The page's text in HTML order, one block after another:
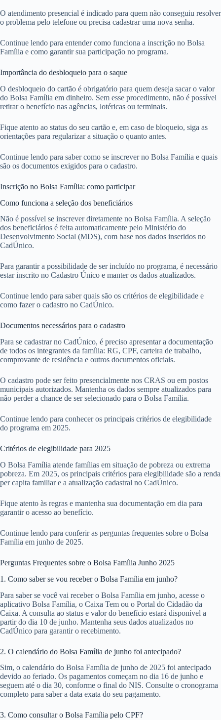
O atendimento presencial é indicado para quem não conseguiu resolver
o problema pelo telefone ou precisa cadastrar uma nova senha.
Continue lendo para entender como funciona a inscrição no Bolsa
Família e como garantir sua participação no programa.
Importância do desbloqueio para o saque
O desbloqueio do cartão é obrigatório para quem deseja sacar o valor
do Bolsa Família em dinheiro. Sem esse procedimento, não é possível
retirar o benefício nas agências, lotéricas ou terminais.
Fique atento ao status do seu cartão e, em caso de bloqueio, siga as
orientações para regularizar a situação o quanto antes.
Continue lendo para saber como se inscrever no Bolsa Família e quais
são os documentos exigidos para o cadastro.
Inscrição no Bolsa Família: como participar
Como funciona a seleção dos beneficiários
Não é possível se inscrever diretamente no Bolsa Família. A seleção
dos beneficiários é feita automaticamente pelo Ministério do
Desenvolvimento Social (MDS), com base nos dados inseridos no
CadÚnico.
Para garantir a possibilidade de ser incluído no programa, é necessário
estar inscrito no Cadastro Único e manter os dados atualizados.
Continue lendo para saber quais são os critérios de elegibilidade e
como fazer o cadastro no CadÚnico.
Documentos necessários para o cadastro
Para se cadastrar no CadÚnico, é preciso apresentar a documentação
de todos os integrantes da família: RG, CPF, carteira de trabalho,
comprovante de residência e outros documentos oficiais.
O cadastro pode ser feito presencialmente nos CRAS ou em postos
municipais autorizados. Mantenha os dados sempre atualizados para
não perder a chance de ser selecionado para o Bolsa Família.
Continue lendo para conhecer os principais critérios de elegibilidade
do programa em 2025.
Critérios de elegibilidade para 2025
O Bolsa Família atende famílias em situação de pobreza ou extrema
pobreza. Em 2025, os principais critérios para elegibilidade são a renda
per capita familiar e a atualização cadastral no CadÚnico.
Fique atento às regras e mantenha sua documentação em dia para
garantir o acesso ao benefício.
Continue lendo para conferir as perguntas frequentes sobre o Bolsa
Família em junho de 2025.
Perguntas Frequentes sobre o Bolsa Família Junho 2025
1. Como saber se vou receber o Bolsa Família em junho?
Para saber se você vai receber o Bolsa Família em junho, acesse o
aplicativo Bolsa Família, o Caixa Tem ou o Portal do Cidadão da
Caixa. A consulta ao status e valor do benefício estará disponível a
partir do dia 10 de junho. Mantenha seus dados atualizados no
CadÚnico para garantir o recebimento.
2. O calendário do Bolsa Família de junho foi antecipado?
Sim, o calendário do Bolsa Família de junho de 2025 foi antecipado
devido ao feriado. Os pagamentos começam no dia 16 de junho e
seguem até o dia 30, conforme o final do NIS. Consulte o cronograma
completo para saber a data exata do seu pagamento.
3. Como consultar o Bolsa Família pelo CPF?